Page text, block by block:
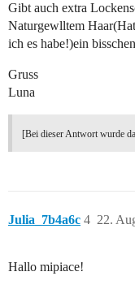
Gibt auch extra
Naturgewlltem
ich es habe!)ein
Gruss
Luna
[Bei dieser Antwort wurde
Julia_7b4a6c 22.
4
Hallo mipiace!